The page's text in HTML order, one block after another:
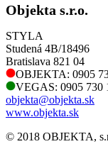
Objekta s.r.o.
STYLA
Studená 4B/18496
Bratislava 821 04
OBJEKTA: 0905
VEGAS: 0905 730
objekta@objekta.sk
www.objekta.sk
© 2018 OBJEKTA,